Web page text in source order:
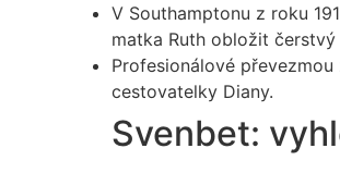
V Southamptonu z roku
matka Ruth obložit čerstvý
Profesionálové
cestovatelky Diany.
Svenbet: